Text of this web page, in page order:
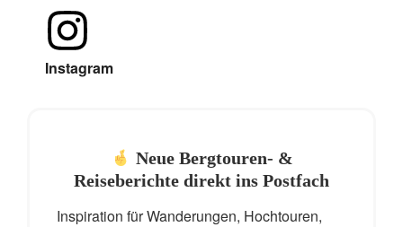
Instagram
Neue Bergtouren- &
Reiseberichte direkt ins Postfach
Inspiration für Wanderungen, Hochtouren,